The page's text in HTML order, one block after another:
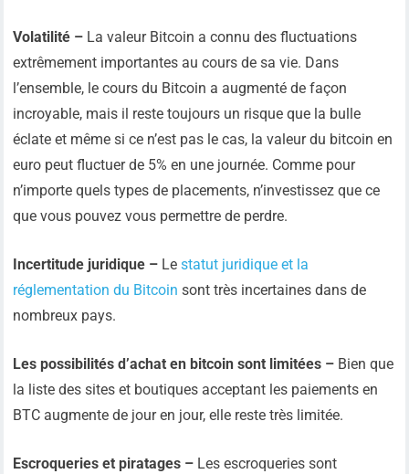
Volatilité – La valeur Bitcoin a connu des fluctuations
extrêmement importantes au cours de sa vie. Dans
l’ensemble, le cours du Bitcoin a augmenté de façon
incroyable, mais il reste toujours un risque que la bulle
éclate et même si ce n’est pas le cas, la valeur du bitcoin en
euro peut fluctuer de 5% en une journée. Comme pour
n’importe quels types de placements, n’investissez que ce
que vous pouvez vous permettre de perdre.
Incertitude juridique – Lestatut juridique et la
réglementation du Bitcoin sont très incertaines dans de
nombreux pays.
Les possibilités d’achat en bitcoin sont limitées – Bien que
la liste des sites et boutiques acceptant les paiements en
BTC augmente de jour en jour, elle reste très limitée.
Escroqueries et piratages – Les escroqueries sont